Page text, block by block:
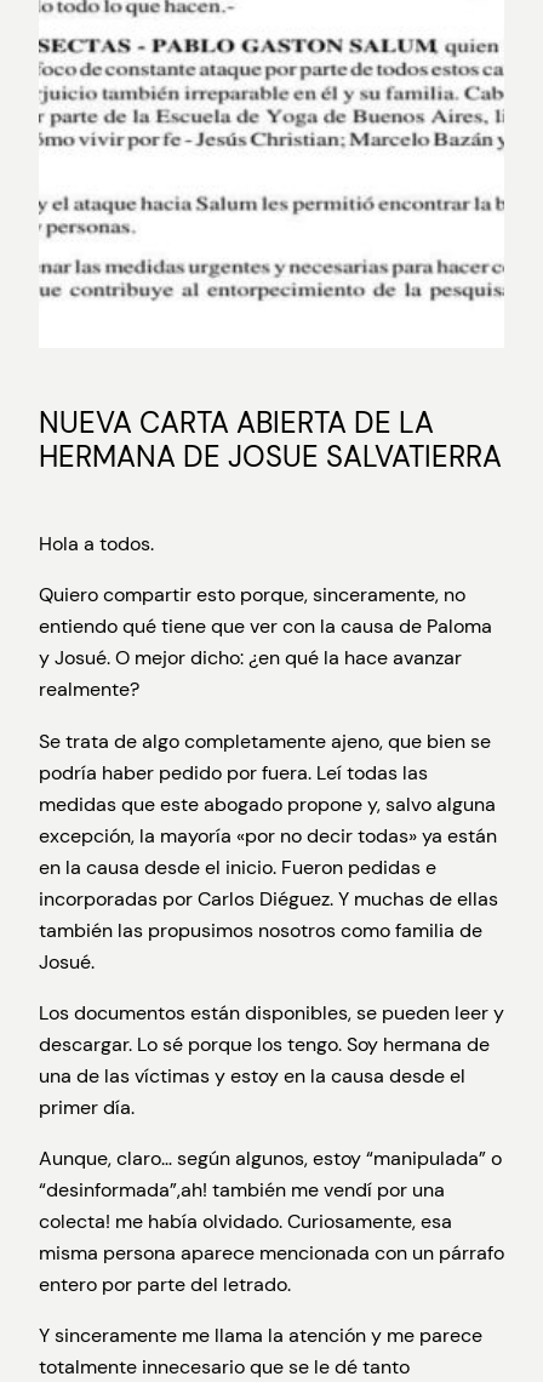
NUEVA CARTA ABIERTA DE LA
HERMANA DE JOSUE SALVATIERRA
Hola a todos.
Quiero compartir esto porque, sinceramente, no
entiendo qué tiene que ver con la causa de Paloma
y Josué. O mejor dicho: ¿en qué la hace avanzar
realmente?
Se trata de algo completamente ajeno, que bien se
podría haber pedido por fuera. Leí todas las
medidas que este abogado propone y, salvo alguna
excepción, la mayoría «por no decir todas» ya están
en la causa desde el inicio. Fueron pedidas e
incorporadas por Carlos Diéguez. Y muchas de ellas
también las propusimos nosotros como familia de
Josué.
Los documentos están disponibles, se pueden leer y
descargar. Lo sé porque los tengo. Soy hermana de
una de las víctimas y estoy en la causa desde el
primer día.
Aunque, claro… según algunos, estoy “manipulada” o
“desinformada”,ah! también me vendí por una
colecta! me había olvidado. Curiosamente, esa
misma persona aparece mencionada con un párrafo
entero por parte del letrado.
Y sinceramente me llama la atención y me parece
totalmente innecesario que se le dé tanto